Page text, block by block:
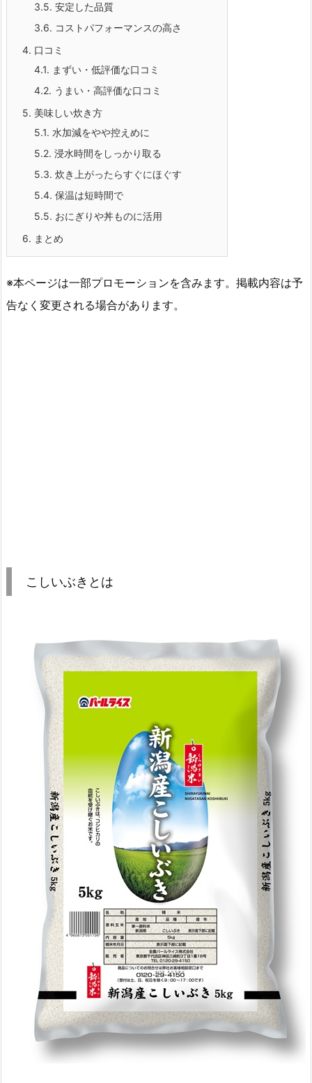
3.5. 安定した品質
3.6. コストパフォーマンスの高さ
4. 口コミ
4.1. まずい・低評価な口コミ
4.2. うまい・高評価な口コミ
5. 美味しい炊き方
5.1. 水加減をやや控えめに
5.2. 浸水時間をしっかり取る
5.3. 炊き上がったらすぐにほぐす
5.4. 保温は短時間で
5.5. おにぎりや丼ものに活用
6. まとめ
※本ページは一部プロモーションを含みます。掲載内容は予
告なく変更される場合があります。
こしいぶきとは